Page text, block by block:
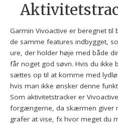
Garmin Vivoactive er beregnet
de samme features indbygget,
ure, der holder høje med både
får noget god søvn. Hvis du ikke
sættes op til at komme med
hvis man ikke ønsker denne
Som aktivitetstracker er
forgængerne, da skærmen giver
grafer at vise, fx hvor meget du